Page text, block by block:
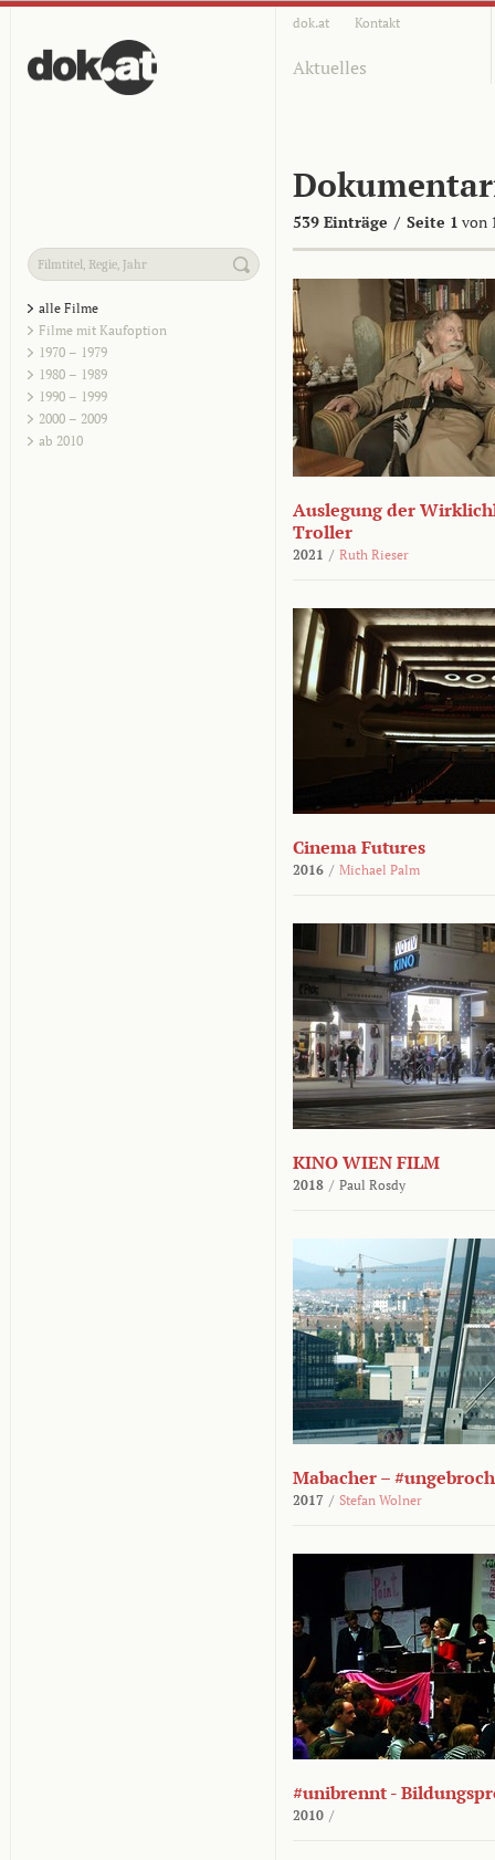
dok.at Kontakt
Aktuelles
539 Einträge / Seite 1 von
alle Filme
Filme mit Kaufoption
1970 – 1979
1980 – 1989
1990 – 1999
2000 – 2009
ab 2010
Auslegung der
Troller
2021 / Ruth Rieser
Cinema Futures
2016 / Michael Palm
KINO WIEN FILM
2018 / Paul Rosdy
Mabacher –
2017 / Stefan Wolner
#unibrennt -
2010 /